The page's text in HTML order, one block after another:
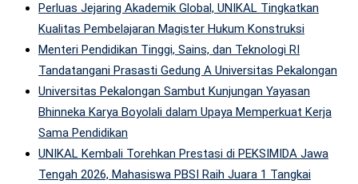
Perluas Jejaring Akademik Global, UNIKAL Tingkatkan
Kualitas Pembelajaran Magister Hukum Konstruksi
Menteri Pendidikan Tinggi, Sains, dan Teknologi RI
Tandatangani Prasasti Gedung A Universitas Pekalongan
Universitas Pekalongan Sambut Kunjungan Yayasan
Bhinneka Karya Boyolali dalam Upaya Memperkuat Kerja
Sama Pendidikan
UNIKAL Kembali Torehkan Prestasi di PEKSIMIDA Jawa
Tengah 2026, Mahasiswa PBSI Raih Juara 1 Tangkai